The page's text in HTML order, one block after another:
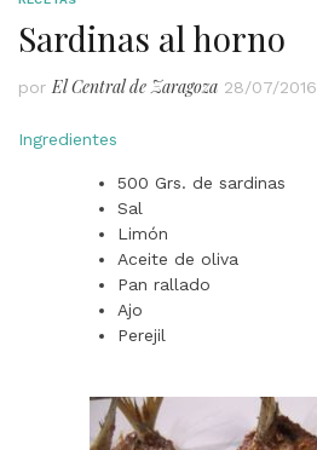
Sardinas al horno
porEl Central de Zaragoza 28/07/2016
Ingredientes
500 Grs. de sardinas
Sal
Limón
Aceite de oliva
Pan rallado
Ajo
Perejil